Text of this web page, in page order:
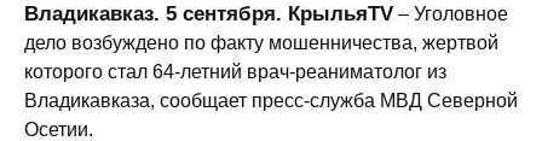
Владикавказ. 5 сентября. КрыльяTV – Уголовное
дело возбуждено по факту мошенничества, жертвой
которого стал 64-летний врач-реаниматолог из
Владикавказа, сообщает пресс-служба МВД Северной
Осетии.